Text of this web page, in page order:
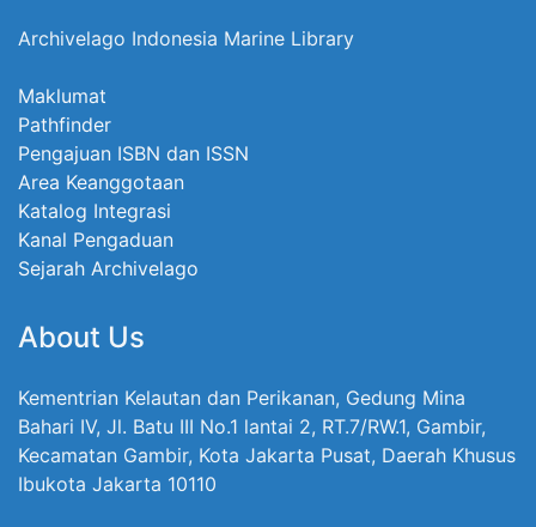
Archivelago Indonesia Marine Library
Maklumat
Pathfinder
Pengajuan ISBN dan ISSN
Area Keanggotaan
Katalog Integrasi
Kanal Pengaduan
Sejarah Archivelago
About Us
Kementrian Kelautan dan Perikanan, Gedung Mina
Bahari IV, Jl. Batu III No.1 lantai 2, RT.7/RW.1, Gambir,
Kecamatan Gambir, Kota Jakarta Pusat, Daerah Khusus
Ibukota Jakarta 10110